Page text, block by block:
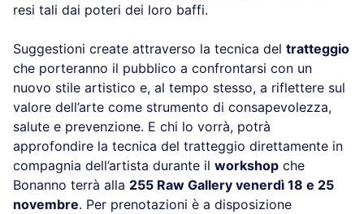
resi tali dai poteri dei loro baffi.
Suggestioni create attraverso la tecnica del tratteggio
che porteranno il pubblico a confrontarsi con un
nuovo stile artistico e, al tempo stesso, a riflettere sul
valore dell’arte come strumento di consapevolezza,
salute e prevenzione. E chi lo vorrà, potrà
approfondire la tecnica del tratteggio direttamente in
compagnia dell’artista durante il workshop che
Bonanno terrà alla 255 Raw Gallery venerdì 18 e 25
novembre. Per prenotazioni è a disposizione